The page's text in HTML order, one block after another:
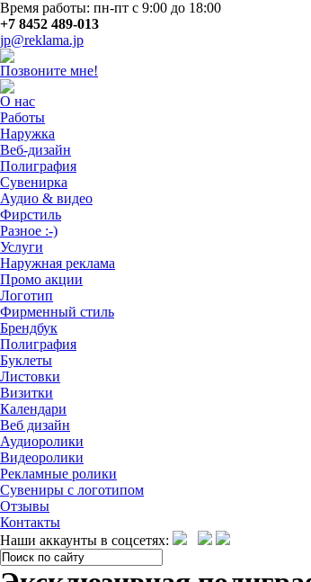
Время работы: пн-пт с 9:00 до 18:00
+7 8452 489-013
jp@reklama.jp
Позвоните мне!
О нас
Работы
Наружка
Веб-дизайн
Полиграфия
Сувенирка
Аудио & видео
Фирстиль
Разное :-)
Услуги
Наружная реклама
Промо акции
Логотип
Фирменный стиль
Брендбук
Полиграфия
Буклеты
Листовки
Визитки
Календари
Веб дизайн
Аудиоролики
Видеоролики
Рекламные ролики
Сувениры с логотипом
Отзывы
Контакты
Наши аккаунты в соцсетях: